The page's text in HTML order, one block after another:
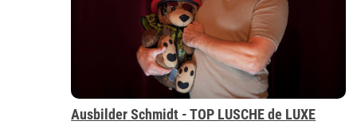
Ausbilder Schmidt - TOP LUSCHE de LUXE